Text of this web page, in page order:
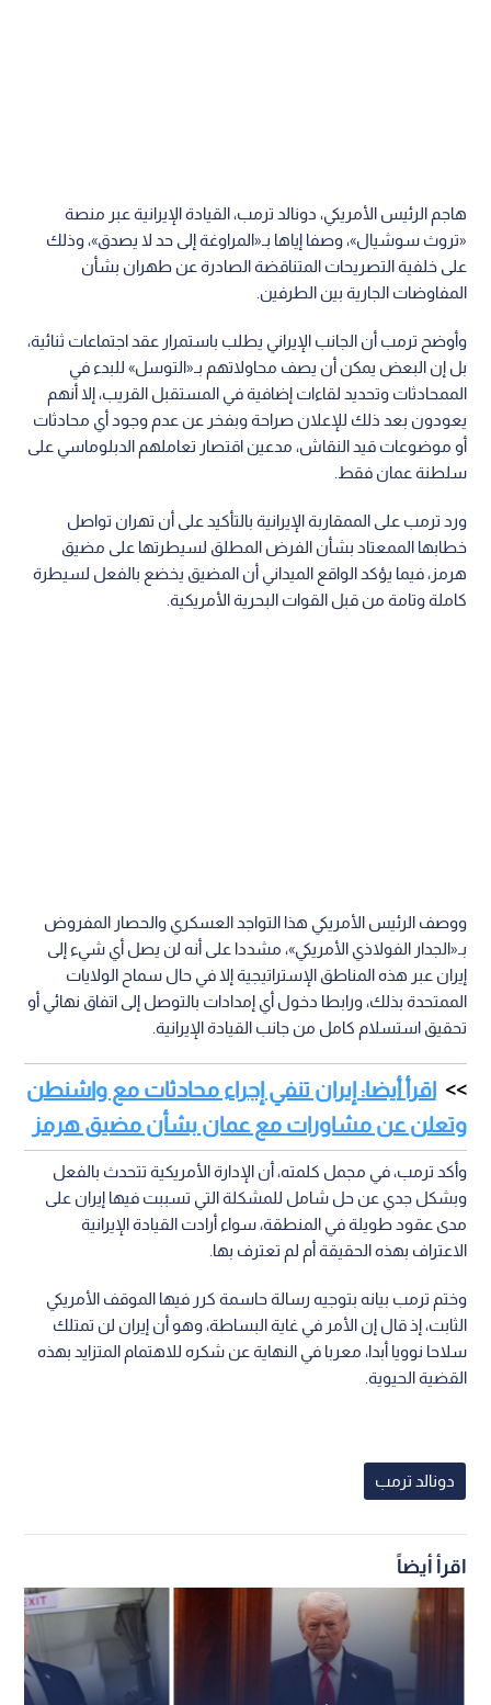
هاجم الرئيس الأمريكي، دونالد ترمب، القيادة الإيرانية عبر منصة
«تروث سوشيال»، وصفا إياها بـ«المراوغة إلى حد لا يصدق»، وذلك
على خلفية التصريحات المتناقضة الصادرة عن طهران بشأن
المفاوضات الجارية بين الطرفين.
وأوضح ترمب أن الجانب الإيراني يطلب باستمرار عقد اجتماعات ثنائية،
بل إن البعض يمكن أن يصف محاولاتهم بـ«التوسل» للبدء في
الممحادثات وتحديد لقاءات إضافية في المستقبل القريب، إلا أنهم
يعودون بعد ذلك للإعلان صراحة وبفخر عن عدم وجود أي محادثات
أو موضوعات قيد النقاش، مدعين اقتصار تعاملهم الدبلوماسي على
سلطنة عمان فقط.
ورد ترمب على الممقاربة الإيرانية بالتأكيد على أن تهران تواصل
خطابها الممعتاد بشأن الفرض المطلق لسيطرتها على مضيق
هرمز، فيما يؤكد الواقع الميداني أن المضيق يخضع بالفعل لسيطرة
كاملة وتامة من قبل القوات البحرية الأمريكية.
ووصف الرئيس الأمريكي هذا التواجد العسكري والحصار المفروض
بـ«الجدار الفولاذي الأمريكي»، مشددا على أنه لن يصل أي شيء إلى
إيران عبر هذه المناطق الإستراتيجية إلا في حال سماح الولايات
الممتحدة بذلك، ورابطا دخول أي إمدادات بالتوصل إلى اتفاق نهائي أو
تحقيق استسلام كامل من جانب القيادة الإيرانية.
اقرأ أيضا: إيران تنفي إجراء محادثات مع واشنطن
وتعلن عن مشاورات مع عمان بشأن مضيق هرمز
وأكد ترمب، في مجمل كلمته، أن الإدارة الأمريكية تتحدث بالفعل
وبشكل جدي عن حل شامل للمشكلة التي تسببت فيها إيران على
مدى عقود طويلة في المنطقة، سواء أرادت القيادة الإيرانية
الاعتراف بهذه الحقيقة أم لم تعترف بها.
وختم ترمب بيانه بتوجيه رسالة حاسمة كرر فيها الموقف الأمريكي
الثابت، إذ قال إن الأمر في غاية البساطة، وهو أن إيران لن تمتلك
سلاحا نوويا أبدا، معربا في النهاية عن شكره للاهتمام المتزايد بهذه
القضية الحيوية.
دونالد ترمب
اقرأ أيضاً